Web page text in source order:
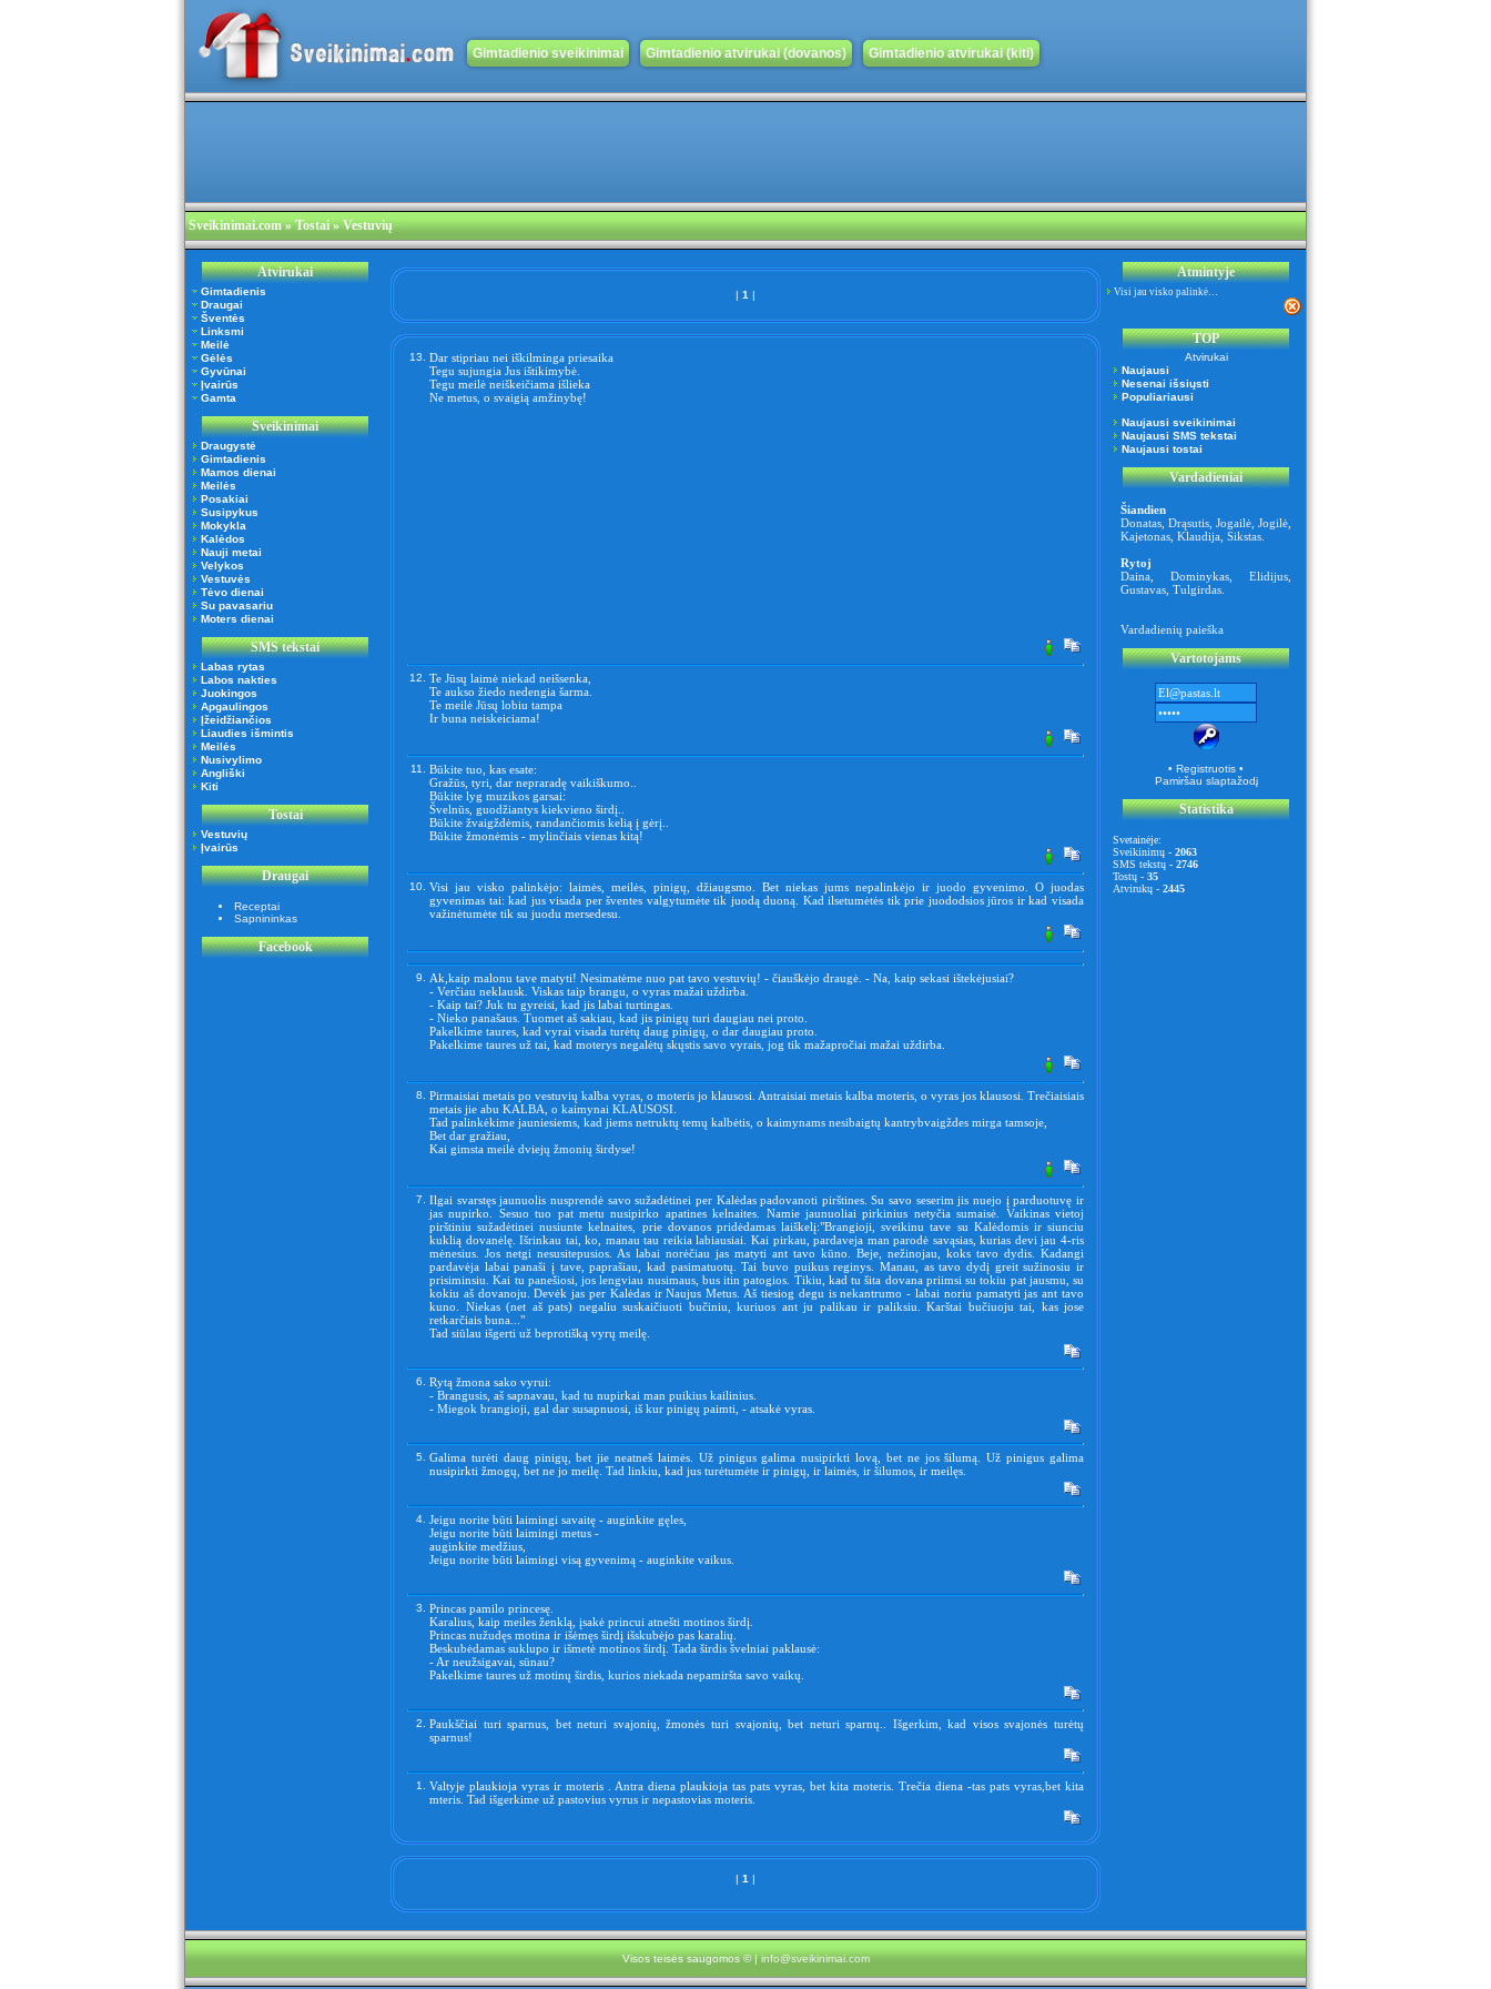
Gimtadienio sveikinimai Gimtadienio atvirukai (dovanos) Gimtadienio atvirukai (kiti)
Sveikinimai.com» Tostai » Vestuvių
Atvirukai
Gimtadienis
Draugai
Šventės
Linksmi
Meilė
Gėlės
Gyvūnai
Įvairūs
Gamta
Sveikinimai
Draugystė
Gimtadienis
Mamos dienai
Meilės
Posakiai
Susipykus
Mokykla
Kalėdos
Nauji metai
Velykos
Vestuvės
Tėvo dienai
Su pavasariu
Moters dienai
SMS tekstai
Labas rytas
Labos nakties
Juokingos
Apgaulingos
Įžeidžiančios
Liaudies išmintis
Meilės
Nusivylimo
Angliški
Kiti
Tostai
Vestuvių
Įvairūs
Draugai
Receptai
Sapnininkas
Facebook
| 1 |
13. Dar stipriau nei iškilminga priesaika
Tegu sujungia Jus ištikimybė.
Tegu meilė neiškeičiama išlieka
Ne metus, o svaigią amžinybę!
12. Te Jūsų laimė niekad neišsenka,
Te aukso žiedo nedengia šarma.
Te meilė Jūsų lobiu tampa
Ir buna neiskeiciama!
11. Būkite tuo, kas esate:
Gražūs, tyri, dar nepraradę vaikiškumo..
Būkite lyg muzikos garsai:
Švelnūs, guodžiantys kiekvieno širdį..
Būkite žvaigždėmis, randančiomis kelią į gėrį..
Būkite žmonėmis - mylinčiais vienas kitą!
10. Visi jau visko palinkėjo: laimės, meilės, pinigų, džiaugsmo. Bet niekas jums nepalinkėjo ir juodo gyvenimo. O juodas
gyvenimas tai: kad jus visada per šventes valgytumėte tik juodą duoną. Kad ilsetumėtės tik prie juododsios jūros ir kad visada
važinėtumėte tik su juodu mersedesu.
9. Ak,kaip malonu tave matyti! Nesimatėme nuo pat tavo vestuvių! - čiauškėjo draugė. - Na, kaip sekasi ištekėjusiai?
- Verčiau neklausk. Viskas taip brangu, o vyras mažai uždirba.
- Kaip tai? Juk tu gyreisi, kad jis labai turtingas.
- Nieko panašaus. Tuomet aš sakiau, kad jis pinigų turi daugiau nei proto.
Pakelkime taures, kad vyrai visada turėtų daug pinigų, o dar daugiau proto.
Pakelkime taures už tai, kad moterys negalėtų skųstis savo vyrais, jog tik mažapročiai mažai uždirba.
8. Pirmaisiai metais po vestuvių kalba vyras, o moteris jo klausosi. Antraisiai metais kalba moteris, o vyras jos klausosi. Trečiaisiais
metais jie abu KALBA, o kaimynai KLAUSOSI.
Tad palinkėkime jauniesiems, kad jiems netruktų temų kalbėtis, o kaimynams nesibaigtų kantrybvaigždes mirga tamsoje,
Bet dar gražiau,
Kai gimsta meilė dviejų žmonių širdyse!
7. Ilgai svarstęs jaunuolis nusprendė savo sužadėtinei per Kalėdas padovanoti pirštines. Su savo seserim jis nuejo į parduotuvę ir
jas nupirko. Sesuo tuo pat metu nusipirko apatines kelnaites. Namie jaunuoliai pirkinius netyčia sumaisė. Vaikinas vietoj
pirštiniu sužadėtinei nusiunte kelnaites, prie dovanos pridėdamas laiškelį:"Brangioji, sveikinu tave su Kalėdomis ir siunciu
kuklią dovanėlę. Išrinkau tai, ko, manau tau reikia labiausiai. Kai pirkau, pardaveja man parodė savąsias, kurias devi jau 4-ris
mėnesius. Jos netgi nesusitepusios. As labai norėčiau jas matyti ant tavo kūno. Beje, nežinojau, koks tavo dydis. Kadangi
pardavėja labai panaši į tave, paprašiau, kad pasimatuotų. Tai buvo puikus reginys. Manau, as tavo dydį greit sužinosiu ir
prisiminsiu. Kai tu panešiosi, jos lengviau nusimaus, bus itin patogios. Tikiu, kad tu šita dovana priimsi su tokiu pat jausmu, su
kokiu aš dovanoju. Devėk jas per Kalėdas ir Naujus Metus. Aš tiesiog degu is nekantrumo - labai noriu pamatyti jas ant tavo
kuno. Niekas (net aš pats) negaliu suskaičiuoti bučiniu, kuriuos ant ju palikau ir paliksiu. Karštai bučiuoju tai, kas jose
retkarčiais buna..."
Tad siūlau išgerti už beprotišką vyrų meilę.
6. Rytą žmona sako vyrui:
- Brangusis, aš sapnavau, kad tu nupirkai man puikius kailinius.
- Miegok brangioji, gal dar susapnuosi, iš kur pinigų paimti, - atsakė vyras.
5. Galima turėti daug pinigų, bet jie neatneš laimės. Už pinigus galima nusipirkti lovą, bet ne jos šilumą. Už pinigus galima
nusipirkti žmogų, bet ne jo meilę. Tad linkiu, kad jus turėtumėte ir pinigų, ir laimės, ir šilumos, ir meilęs.
4. Jeigu norite būti laimingi savaitę - auginkite gęles,
Jeigu norite būti laimingi metus -
auginkite medžius,
Jeigu norite būti laimingi visą gyvenimą - auginkite vaikus.
3. Princas pamilo princesę.
Karalius, kaip meiles ženklą, įsakė princui atnešti motinos širdį.
Princas nužudęs motina ir išėmęs širdį išskubėjo pas karalių.
Beskubėdamas suklupo ir išmetė motinos širdį. Tada širdis švelniai paklausė:
- Ar neužsigavai, sūnau?
Pakelkime taures už motinų širdis, kurios niekada nepamiršta savo vaikų.
2. Paukščiai turi sparnus, bet neturi svajonių, žmonės turi svajonių, bet neturi sparnų.. Išgerkim, kad visos svajonės turėtų
sparnus!
1. Valtyje plaukioja vyras ir moteris . Antra diena plaukioja tas pats vyras, bet kita moteris. Trečia diena -tas pats vyras,bet kita
mteris. Tad išgerkime už pastovius vyrus ir nepastovias moteris.
| 1 |
Atmintyje
Visi jau visko palinkė…
TOP
Atvirukai
Naujausi
Nesenai išsiųsti
Populiariausi
Naujausi sveikinimai
Naujausi SMS tekstai
Naujausi tostai
Vardadieniai
Šiandien
Donatas, Drąsutis,Jogailė ,Jogilė
Kajetonas, Klaudija, Sikstas.
Rytoj
Daina, Dominykas ,Elidijus
Gustavas, Tulgirdas.
Vardadienių paieška
Vartotojams
• Registruotis •
Pamiršau slaptažodį
Statistika
Svetainėje:
Sveikinimų - 2063
SMS tekstų - 2746
Tostų - 35
Atvirukų - 2445
Visos teisės saugomos © |info@sveikinimai.com